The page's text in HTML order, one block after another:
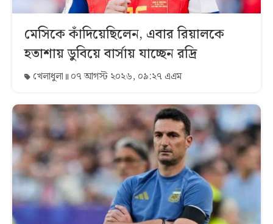
মেসিকে কাঁদিয়েছিলেন, এবার রিয়ালকে
হতাশায় ডুবিয়ে বার্সায় যাচ্ছেন রদ্রি
খেলাধুলা ০৭ আগস্ট ২০২৬, ০৯:২৭ এএম